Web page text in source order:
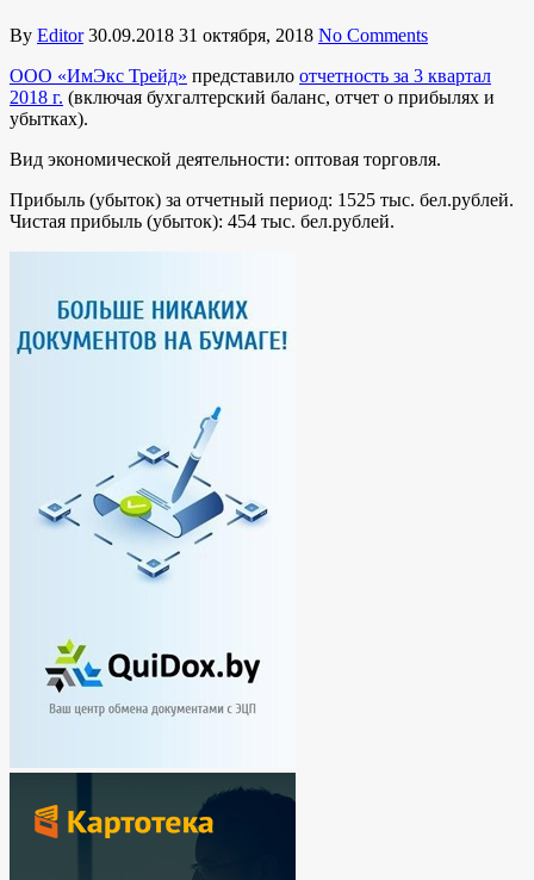
By Editor 30.09.2018 31 октября, 2018 No Comments
ООО «ИмЭкс Трейд» представило отчетность за 3 квартал
2018 г. (включая бухгалтерский баланс, отчет о прибылях и
убытках).
Вид экономической деятельности: оптовая торговля.
Прибыль (убыток) за отчетный период: 1525 тыс. бел.рублей.
Чистая прибыль (убыток): 454 тыс. бел.рублей.